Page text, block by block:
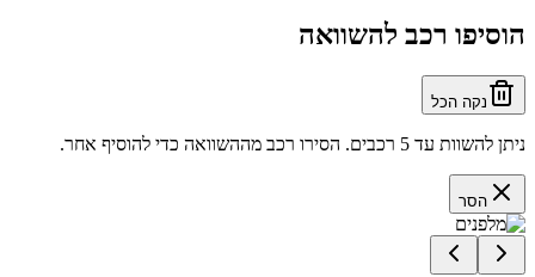
הוסיפו רכב להשוואה
נקה הכל
ניתן להשוות עד 5 רכבים. הסירו רכב מההשוואה כדי להוסיף אחר.
הסר